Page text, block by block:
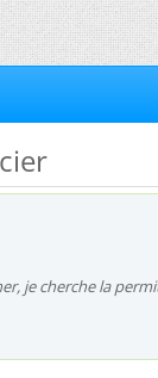
je cherche la